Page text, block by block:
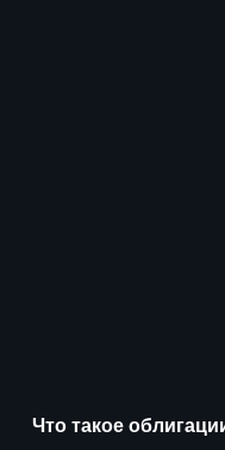
Что такое